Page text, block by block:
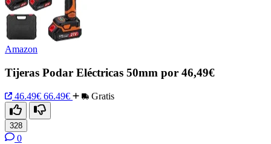
Amazon
Tijeras Podar Eléctricas 50mm por 46,49€
46.49€ 66.49€ Gratis
328
0